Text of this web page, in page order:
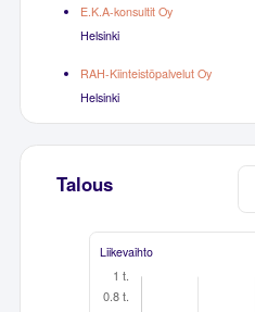
E.K.A-konsultit Oy
Helsinki
RAH-Kiinteistöpalvelut Oy
Helsinki
Talous
Liikevaihto